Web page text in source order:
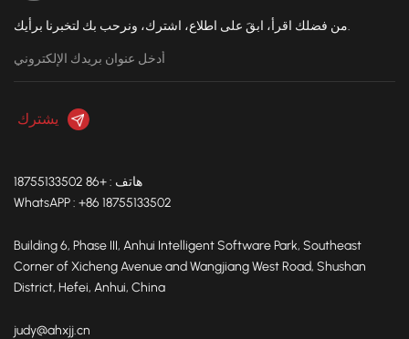
من فضلك اقرأ، ابقَ على اطلاع، اشترك، ونرحب بك لتخبرنا برأيك.
هاتف : +86 18755133502
WhatsAPP : +86 18755133502
Building 6, Phase III, Anhui Intelligent Software Park, Southeast
Corner of Xicheng Avenue and Wangjiang West Road, Shushan
District, Hefei, Anhui, China
judy@ahxjj.cn